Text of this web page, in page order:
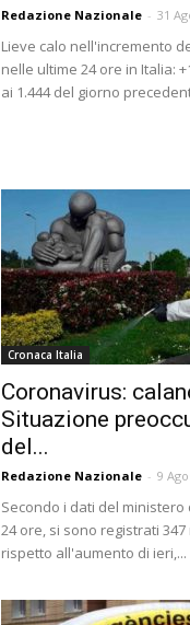
Redazione Nazionale - 31
Lieve calo nell'incremento
nelle ultime 24 ore in Italia:
ai 1.444 del giorno
Cronaca Italia
Coronavirus:
Situazione
del...
Redazione Nazionale - 9
Secondo i dati del
24 ore, si sono registrati
rispetto all'aumento di ieri,...